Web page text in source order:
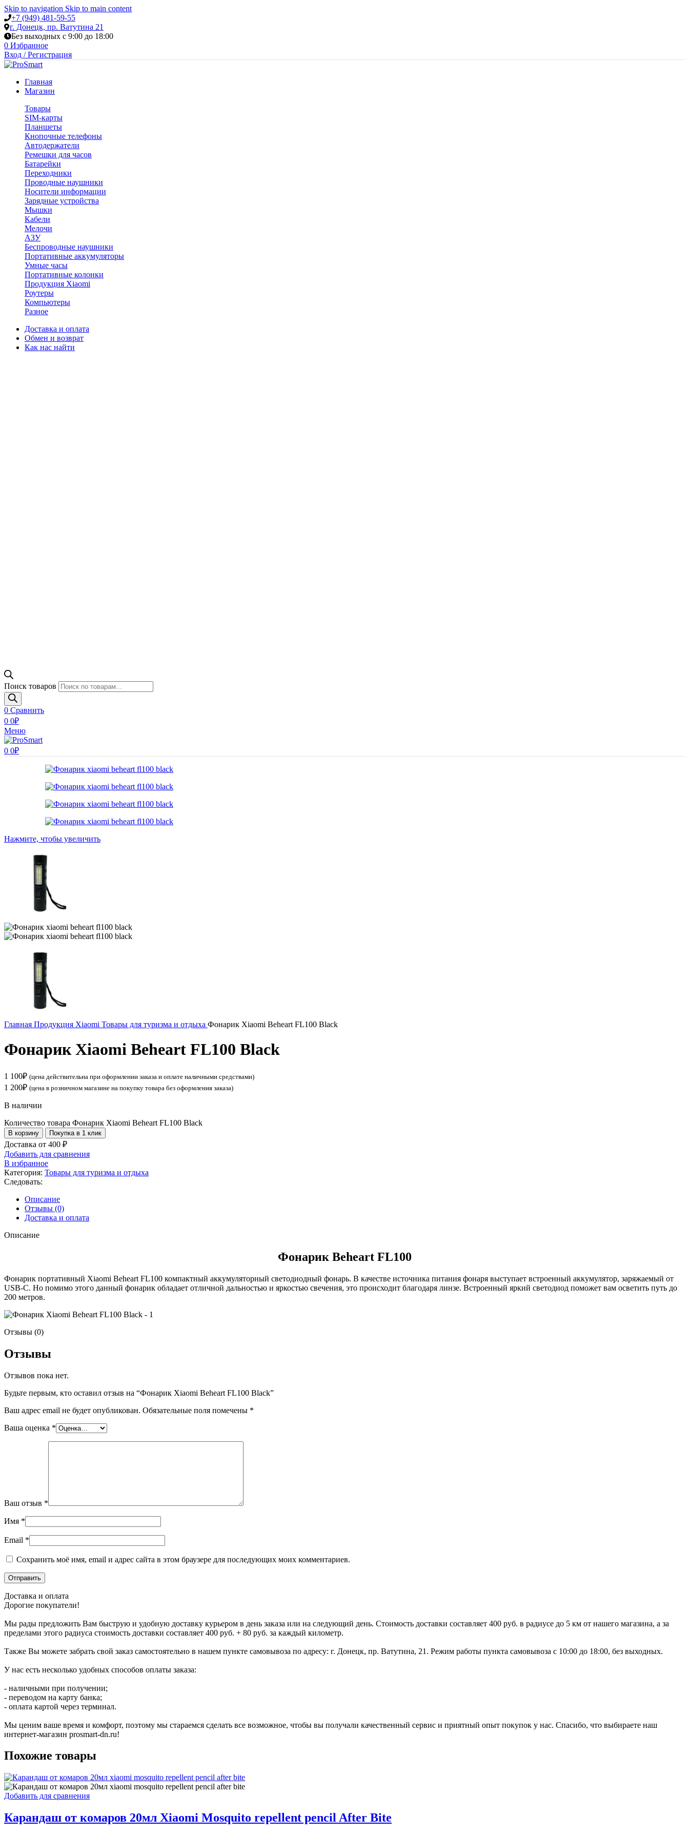
Skip to navigation Skip to main content
+7 (949) 481-59-55
г. Донецк, пр. Ватутина 21
Без выходных с 9:00 до 18:00
0 Избранное
Вход / Регистрация
Главная
Магазин
Товары
SIM-карты
Планшеты
Кнопочные телефоны
Автодержатели
Ремешки для часов
Батарейки
Переходники
Проводные наушники
Носители информации
Зарядные устройства
Мышки
Кабели
Мелочи
АЗУ
Беспроводные наушники
Портативные аккумуляторы
Умные часы
Портативные колонки
Продукция Xiaomi
Роутеры
Компьютеры
Разное
Доставка и оплата
Обмен и возврат
Как нас найти
Поиск товаров
0 Сравнить
0 0₽
Меню
0 0₽
Нажмите, чтобы увеличить
Главная Продукция Xiaomi Товары для туризма и отдыха Фонарик Xiaomi Beheart FL100 Black
Фонарик Xiaomi Beheart FL100 Black
1 100₽ (цена действительна при оформлении заказа и оплате наличными средствами)
1 200₽ (цена в розничном магазине на покупку товара без оформления заказа)
В наличии
Количество товара Фонарик Xiaomi Beheart FL100 Black
В корзину Покупка в 1 клик
Доставка от 400 ₽
Добавить для сравнения
В избранное
Категория: Товары для туризма и отдыха
Следовать:
Описание
Отзывы (0)
Доставка и оплата
Описание
Фонарик Beheart FL100
Фонарик портативный Xiaomi Beheart FL100 компактный аккумуляторный светодиодный фонарь. В качестве источника питания фонаря выступает встроенный аккумулятор, заряжаемый от
USB-С. Но помимо этого данный фонарик обладает отличной дальностью и яркостью свечения, это происходит благодаря линзе. Встроенный яркий светодиод поможет вам осветить путь до
200 метров.
Отзывы (0)
Отзывы
Отзывов пока нет.
Будьте первым, кто оставил отзыв на “Фонарик Xiaomi Beheart FL100 Black”
Ваш адрес email не будет опубликован. Обязательные поля помечены *
Ваша оценка *
Ваш отзыв *
Имя *
Email *
Сохранить моё имя, email и адрес сайта в этом браузере для последующих моих комментариев.
Доставка и оплата
Дорогие покупатели!
Мы рады предложить Вам быструю и удобную доставку курьером в день заказа или на следующий день. Стоимость доставки составляет 400 руб. в радиусе до 5 км от нашего магазина, а за
пределами этого радиуса стоимость доставки составляет 400 руб. + 80 руб. за каждый километр.
Также Вы можете забрать свой заказ самостоятельно в нашем пункте самовывоза по адресу: г. Донецк, пр. Ватутина, 21. Режим работы пункта самовывоза с 10:00 до 18:00, без выходных.
У нас есть несколько удобных способов оплаты заказа:
- наличными при получении;
- переводом на карту банка;
- оплата картой через терминал.
Мы ценим ваше время и комфорт, поэтому мы стараемся сделать все возможное, чтобы вы получали качественный сервис и приятный опыт покупок у нас. Спасибо, что выбираете наш
интернет-магазин prosmart-dn.ru!
Похожие товары
Добавить для сравнения
Карандаш от комаров 20мл Xiaomi Mosquito repellent pencil After Bite